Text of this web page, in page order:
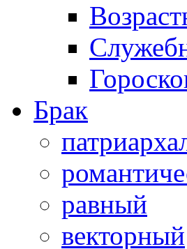
Брак
равный
векторный